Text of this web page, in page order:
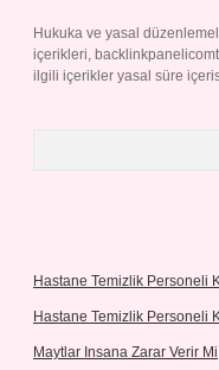
Hukuka ve yasal
içerikleri,
ilgili içerikler yasal süre
Hastane Temizlik Personeli
Hastane Temizlik Personeli
Maytlar Insana Zarar Verir Mi